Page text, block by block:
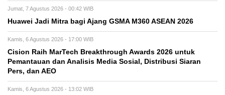
Jumat, 7 Agustus 2026 - 00:42 WIB
Huawei Jadi Mitra bagi Ajang GSMA M360 ASEAN 2026
Kamis, 6 Agustus 2026 - 17:00 WIB
Cision Raih MarTech Breakthrough Awards 2026 untuk
Pemantauan dan Analisis Media Sosial, Distribusi Siaran
Pers, dan AEO
Kamis, 6 Agustus 2026 - 13:02 WIB